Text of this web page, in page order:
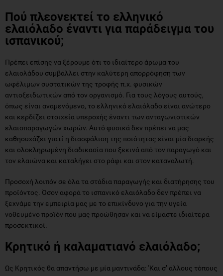
Πού πλεονεκτεί το ελληνικό
ελαιόλαδο έναντι για παράδειγμα του
ισπανικού;
Πρέπει επίσης να ξέρουμε ότι το ιδιαίτερο άρωμα του
ελαιολάδου συμβάλλει στην καλύτερη απορρόφηση των
ωφέλιμων συστατικών της τροφής π.χ. φυσικών
αντιοξειδωτικών από τον οργανισμό. Για τους λόγους αυτούς,
όπως είναι αναμενόμενο, το ελληνικό ελαιόλαδο είναι ανώτερο
και κερδίζει στοιχεία υπεροχής έναντι των ανταγωνιστικών
ελαιοπαραγωγών χωρών. Αυτό φυσικά δεν πρέπει να μας
καθησυχάζει γιατί η διασφάλιση της ποιότητας είναι μία διαρκής
και ολοκληρωμένη διαδικασία που ξεκινά από τον παραγωγό και
τον ελαιώνα και καταλήγει στο ράφι και στον καταναλωτή.
Προσοχή λοιπόν σε όλα τα στάδια παραγωγής και διατήρησης του
προϊόντος. Όσον αφορά το ισπανικό ελαιόλαδο δεν πρέπει να
ξεχνάμε την εμπειρία μας με το επικίνδυνο για την υγεία
νοθευμένο προϊόν που μας προώθησαν και να είμαστε ιδιαίτερα
προσεκτικοί.
Κρητικό ή καλαματιανό ελαιόλαδο;
Ως Κρητικός θα απαντήσω με μία μαντινάδα: ‘Και σ’ άλλους τόπους